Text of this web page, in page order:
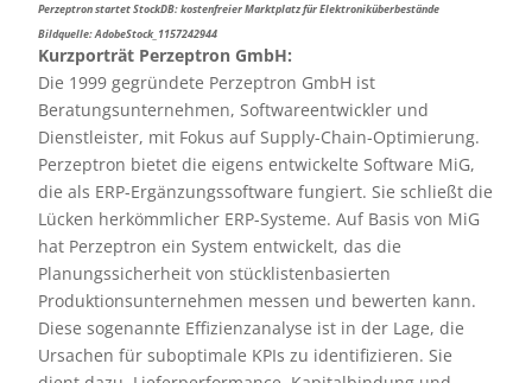
Perzeptron startet StockDB: kostenfreier Marktplatz für Elektroniküberbestände
Bildquelle: AdobeStock_1157242944
Kurzporträt Perzeptron GmbH:
Die 1999 gegründete Perzeptron GmbH ist
Beratungsunternehmen, Softwareentwickler und
Dienstleister, mit Fokus auf Supply-Chain-Optimierung.
Perzeptron bietet die eigens entwickelte Software MiG,
die als ERP-Ergänzungssoftware fungiert. Sie schließt die
Lücken herkömmlicher ERP-Systeme. Auf Basis von MiG
hat Perzeptron ein System entwickelt, das die
Planungssicherheit von stücklistenbasierten
Produktionsunternehmen messen und bewerten kann.
Diese sogenannte Effizienzanalyse ist in der Lage, die
Ursachen für suboptimale KPIs zu identifizieren. Sie